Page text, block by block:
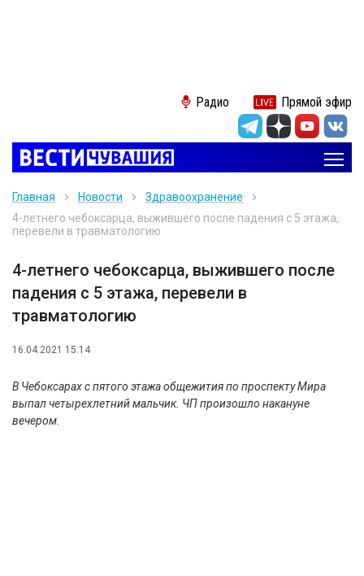
Радио Прямой эфир
Главная Новости
Здравоохранение
4-летнего чебоксарца, выжившего после падения с 5 этажа,
перевели в травматологию
4-летнего чебоксарца, выжившего после
падения с 5 этажа, перевели в
травматологию
16.04.2021 15:14
В Чебоксарах с пятого этажа общежития по проспекту Мира
выпал четырехлетний мальчик. ЧП произошло накануне
вечером.